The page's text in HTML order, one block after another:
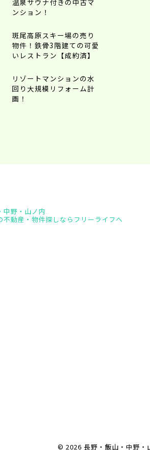
温泉サウナ付きの中古マ
ンション！
斑尾高原スキー場の売り
物件！鉄骨3階建ての可愛
いレストラン【成約済】
リゾートマンションの水
回り大規模リフォーム計
画！
中野・山ノ内
不動産・物件探しならフリーライフへ
© 2026 長野・飯山・中野